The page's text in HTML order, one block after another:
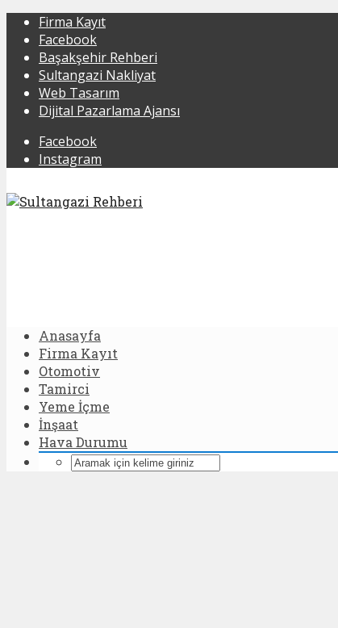
Firma Kayıt
Facebook
Başakşehir Rehberi
Sultangazi Nakliyat
Web Tasarım
Dijital Pazarlama Ajansı
Facebook
Instagram
Anasayfa
Firma Kayıt
Otomotiv
Tamirci
Yeme İçme
İnşaat
Hava Durumu